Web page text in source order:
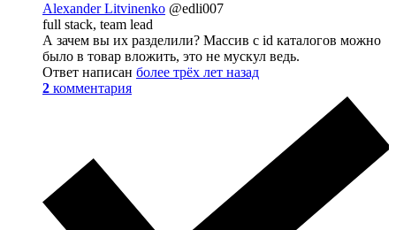
Alexander Litvinenko @edli007
full stack, team lead
А зачем вы их разделили? Массив с id каталогов можно
было в товар вложить, это не мускул ведь.
Ответ написан более трёх лет назад
2 комментария